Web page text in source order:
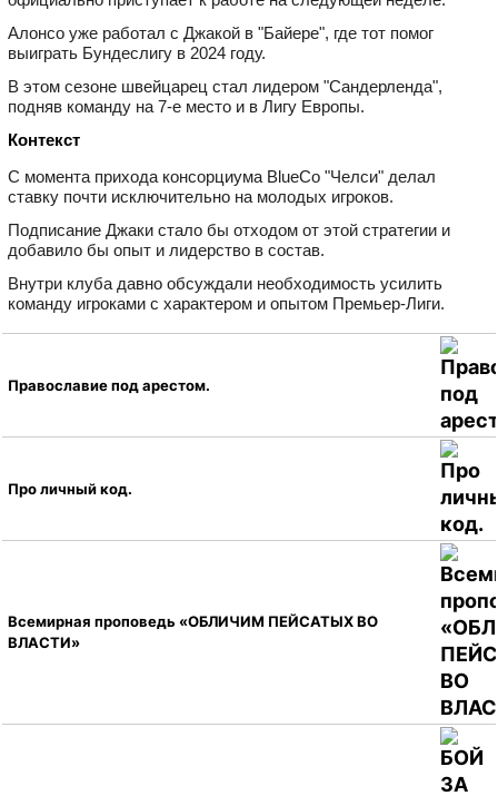
Алонсо уже работал с Джакой в "Байере", где тот помог
выиграть Бундеслигу в 2024 году.
В этом сезоне швейцарец стал лидером "Сандерленда",
подняв команду на 7‑е место и в Лигу Европы.
Контекст
С момента прихода консорциума BlueCo "Челси" делал
ставку почти исключительно на молодых игроков.
Подписание Джаки стало бы отходом от этой стратегии и
добавило бы опыт и лидерство в состав.
Внутри клуба давно обсуждали необходимость усилить
команду игроками с характером и опытом Премьер‑Лиги.
Православие под арестом.
Про личный код.
Всемирная проповедь «ОБЛИЧИМ ПЕЙСАТЫХ ВО
ВЛАСТИ»